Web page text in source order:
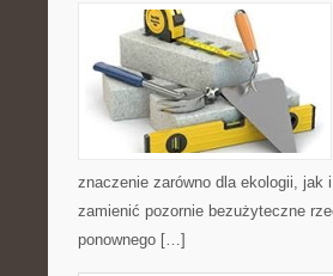
znaczenie zarówno dla ekologii,
zamienić pozornie bezużyteczne
ponownego […]